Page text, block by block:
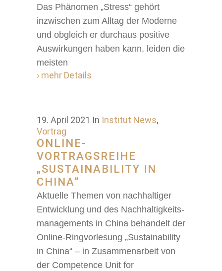
Das Phänomen „Stress“ gehört
inzwischen zum Alltag der Moderne
und obgleich er durchaus positive
Auswirkungen haben kann, leiden die
meisten
› mehr Details
19. April 2021 In Institut News,
Vortrag
ONLINE-
VORTRAGSREIHE
„SUSTAINABILITY IN
CHINA“
Aktuelle Themen von nach­haltiger
Entwicklung und des Nach­haltig­keits­
manage­ments in China behandelt der
Online-Ringvorlesung „Sustainability
in China“ – in Zusammenarbeit von
der Competence Unit for